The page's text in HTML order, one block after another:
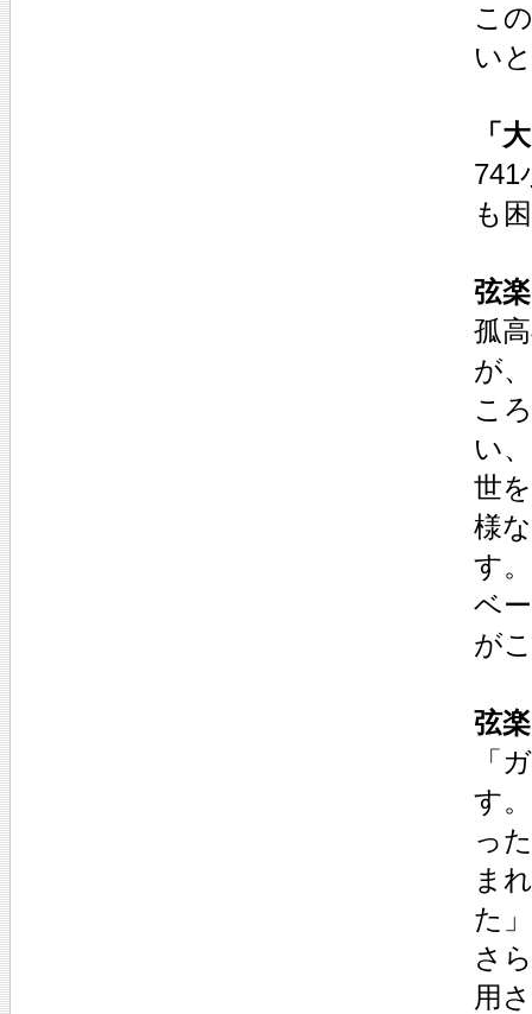
こ
い
「
741
も
弦
孤
が
こ
い
世
様
す。
ベ
が
弦
「
す
っ
ま
た
さ
用